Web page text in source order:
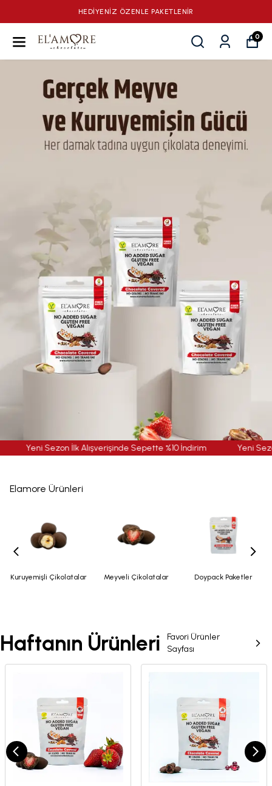
900 TL VE ÜZERİ SİPARİŞLERDE KARGO ÜCRETSİZ !
0
Sezon İlk Alışverişinde Sepette %10 İndirim Yeni Sezon İlk
Elamore Ürünleri
Kuruyemişli Çikolatalar Meyveli Çikolatalar Doypack Paketler
Haftanın Ürünleri
Favori Ürünler
Sayfası